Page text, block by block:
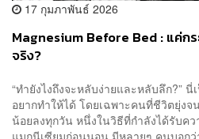
17 กุมภาพันธ์ 2026
Magnesium Before Bed : แค่ก
จริง?
“ทำยังไงถึงจะหลับง่ายและหลับลึก​?”
อยากทำให้ได้ โดยเฉพาะคนที่ชีวิตยุ่งจ
น้อยลงทุกวัน หนึ่งในวิธีที่กำลังได้รับค
แมกนีเซียมก่อนนอน มีหลายๆ คนบอก